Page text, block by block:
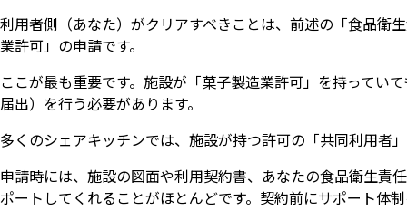
利用者側（あなた）がクリアすべきことは、前述の「食品衛
業許可」の申請です。
ここが最も重要です。施設が「菓子製造業許可」を持ってい
届出）を行う必要があります。
多くのシェアキッチンでは、施設が持つ許可の「共同利用者
申請時には、施設の図面や利用契約書、あなたの食品衛生責
ポートしてくれることがほとんどです。契約前にサポート体